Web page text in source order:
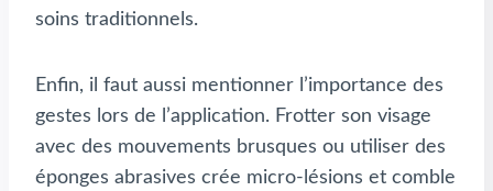
soins traditionnels.
Enfin, il faut aussi mentionner l’importance des
gestes lors de l’application. Frotter son visage
avec des mouvements brusques ou utiliser des
éponges abrasives crée micro-lésions et comble